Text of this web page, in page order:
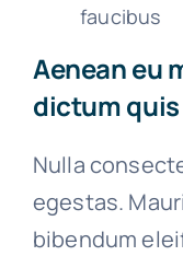
faucibus
Aenean eu
dictum
Nulla
egestas.
bibendum